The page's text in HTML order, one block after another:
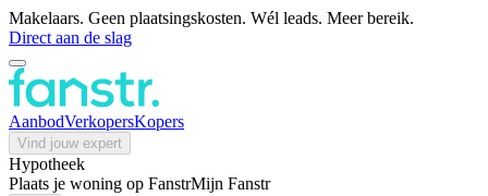
Makelaars. Geen plaatsingskosten. Wél leads. Meer bereik.
Direct aan de slag
AanbodVerkopersKopers
Vind jouw expert
Hypotheek
Plaats je woning op FanstrMijn Fanstr